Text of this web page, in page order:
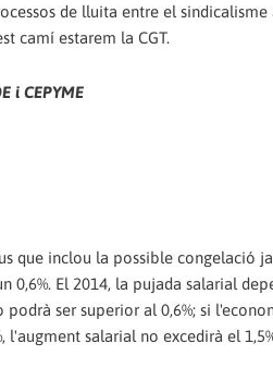
de lluita entre el
camí estarem la CGT.
i CEPYME
que inclou la possible congelació
0,6%. El 2014, la pujada salarial
ser superior al 0,6%; si
l'augment salarial no excedirà el